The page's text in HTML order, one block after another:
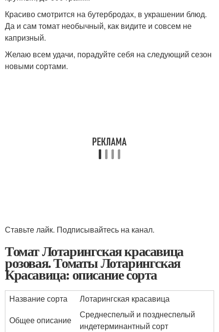
Красиво смотрится на бутербродах, в украшении блюд.
Да и сам томат необычный, как видите и совсем не
капризный.
Желаю всем удачи, порадуйте себя на следующий сезон
новыми сортами.
Ставьте лайк. Подписывайтесь на канал.
Томат Лотарингская красавица
розовая. Томаты Лотарингская
Красавица: описание сорта
Название сорта
Лотарингская красавица
Общее описание
Среднеспелый и позднеспелый
индетерминантный сорт